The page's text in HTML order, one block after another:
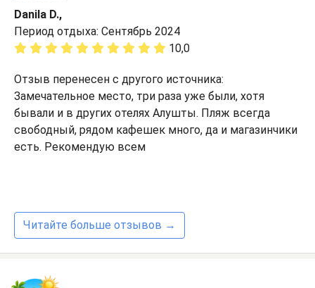
Danila D.,
Период отдыха: Сентябрь 2024
10,0
Отзыв перенесен с другого источника:
Замечательное место, три раза уже были, хотя
бывали и в других отелях Алушты. Пляж всегда
свободный, рядом кафешек много, да и магазинчики
есть. Рекомендую всем
Читайте больше отзывов →